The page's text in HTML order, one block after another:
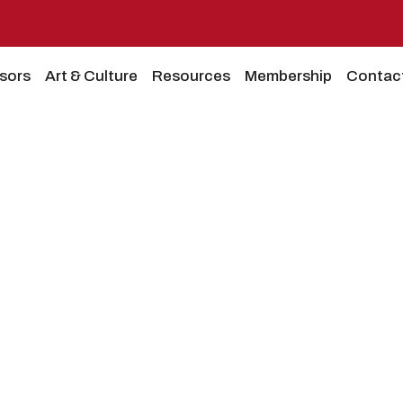
Art & Culture Resources Membership